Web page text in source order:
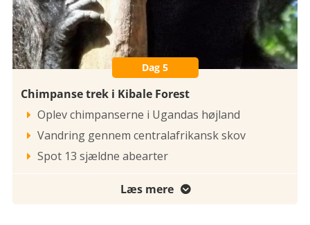
Dag 5
Chimpanse trek i Kibale Forest
 Oplev chimpanserne i Ugandas højland
 Vandring gennem centralafrikansk skov
 Spot 13 sjældne abearter
Læs mere 